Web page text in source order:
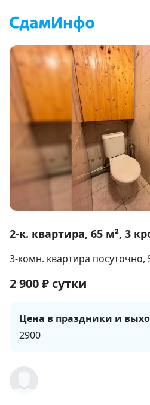
1
20
2-к. квартира, 65 м², 3
3-комн. квартира посуточно,
2 900₽ сутки
Цена в праздники и
2900